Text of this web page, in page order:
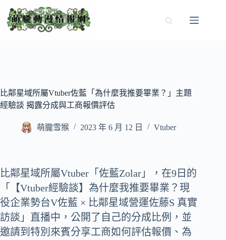
至
比鄰星域所屬Vtuber佐藍「為什麼我推要畢業？」主題
經驗談 揭露分成與工商報價評估
萌朧雪猴 2023 年 6 月 12 日 Vtuber
比鄰星域所屬Vtuber「佐藍Zolar」，在9日的
「【Vtuber經驗談】為什麼我推要畢業？現
役企業勢台V佐藍 × 比鄰星域營運佐藤S 真實
訪談」直播中，公開了自己的分成比例，並
邀請到特別來賓分享工商如何評估報價、為